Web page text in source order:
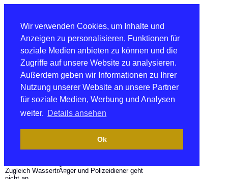
Wir verwenden Cookies, um Inhalte und
Anzeigen zu personalisieren, Funktionen für
soziale Medien anbieten zu können und die
Zugriffe auf unsere Website zu analysieren.
Außerdem geben wir Informationen zu Ihrer
Nutzung unserer Website an unsere Partner
für soziale Medien, Werbung und Analysen
weiter. Details ansehen
Ok
Zugleich WassertrÃ¤ger und Polizeidiener geht